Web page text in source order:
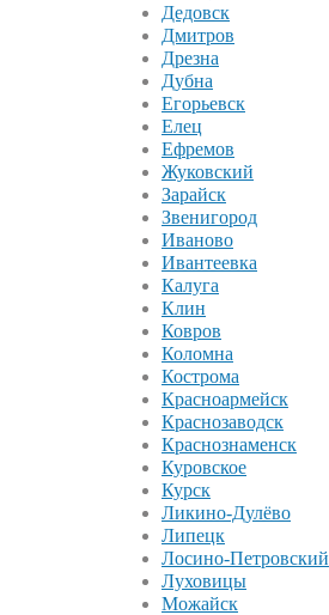
Дедовск
Дмитров
Дрезна
Дубна
Егорьевск
Елец
Ефремов
Жуковский
Зарайск
Звенигород
Иваново
Ивантеевка
Калуга
Клин
Ковров
Коломна
Кострома
Красноармейск
Краснозаводск
Краснознаменск
Куровское
Курск
Ликино-Дулёво
Липецк
Лосино-Петровский
Луховицы
Можайск